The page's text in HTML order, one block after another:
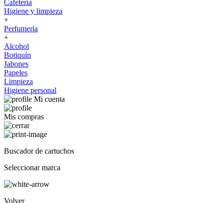
Cafetería
Higiene y limpieza
+
Perfumería
+
Alcohol
Botiquín
Jabones
Papeles
Limpieza
Higiene personal
Mi cuenta
Mis compras
Buscador de cartuchos
Seleccionar marca
Volver